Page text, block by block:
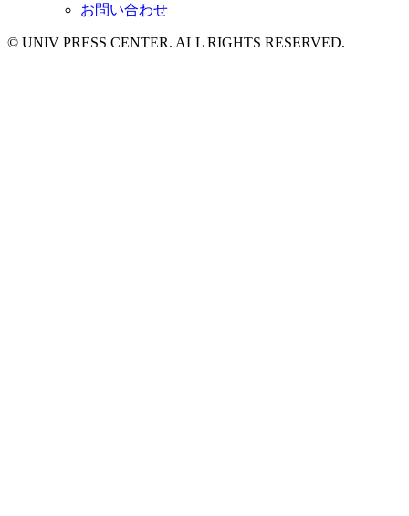
お問い合わせ
© UNIV PRESS CENTER. ALL RIGHTS RESERVED.